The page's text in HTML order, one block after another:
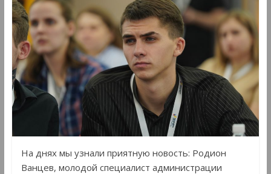
На днях мы узнали приятную новость: Родион
Ванцев, молодой специалист администрации